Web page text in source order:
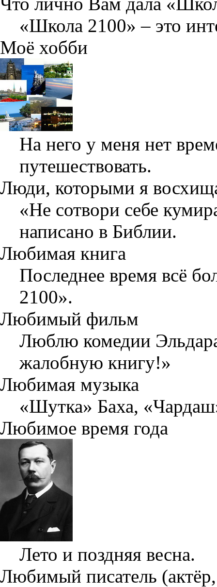
«Школа 2100» – это
Моё хобби
На него у меня нет
путешествовать.
Люди, которыми я
«Не сотвори себе
написано в Библии.
Любимая книга
Последнее время всё
2100».
Любимый фильм
Люблю комедии
жалобную книгу!»
Любимая музыка
«Шутка» Баха,
Любимое время года
Лето и поздняя весна.
Любимый писатель